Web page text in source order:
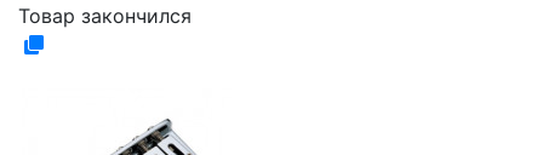
Товар закончился